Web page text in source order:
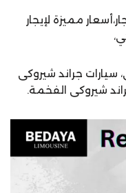
مميزة لإيجار
سيارات جراند شيروكى
شيروكى الفخمة.